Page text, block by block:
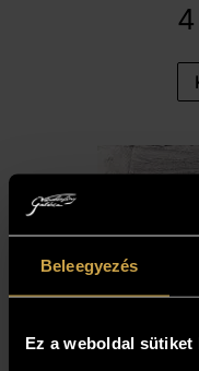
Beleegyezés
Ez a weboldal sütiket